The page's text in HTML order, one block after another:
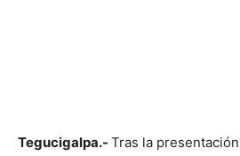
Tegucigalpa.- Tras la